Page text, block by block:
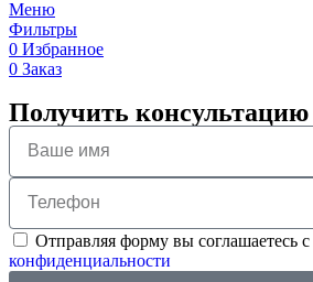
Меню
Фильтры
0 Избранное
0 Заказ
Получить консультацию
Отправляя форму вы соглашаетесь с
конфиденциальности